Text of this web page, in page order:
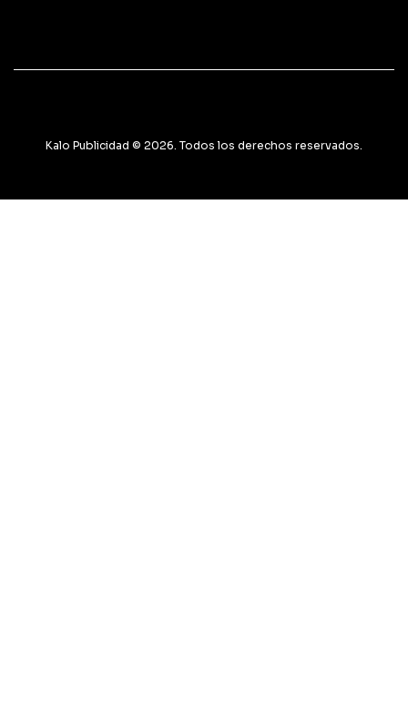
Kalo Publicidad © 2026. Todos los derechos reservados.